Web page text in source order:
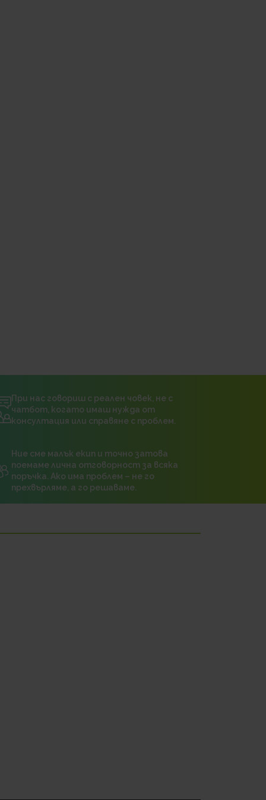
При нас говориш с реален човек, не с
чатбот, когато имаш нужда от
консултация или справяне с проблем.
Ние сме малък екип и точно затова
поемаме лична отговорност за всяка
поръчка. Ако има проблем – не го
прехвърляме, а го решаваме.